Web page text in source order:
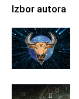
Izbor autora